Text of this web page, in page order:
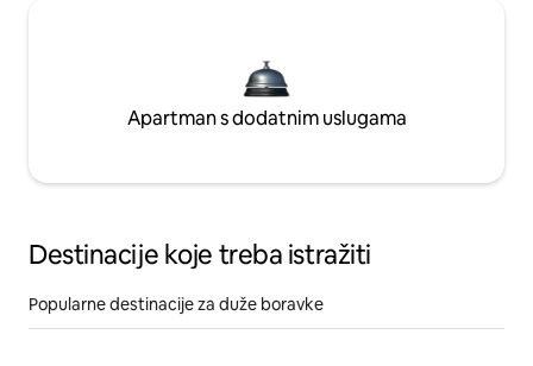
Apartman s dodatnim uslugama
Destinacije koje treba istražiti
Popularne destinacije za duže boravke